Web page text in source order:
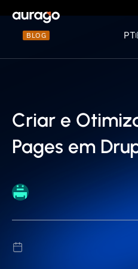
BLOG PT
Criar e
Pages em